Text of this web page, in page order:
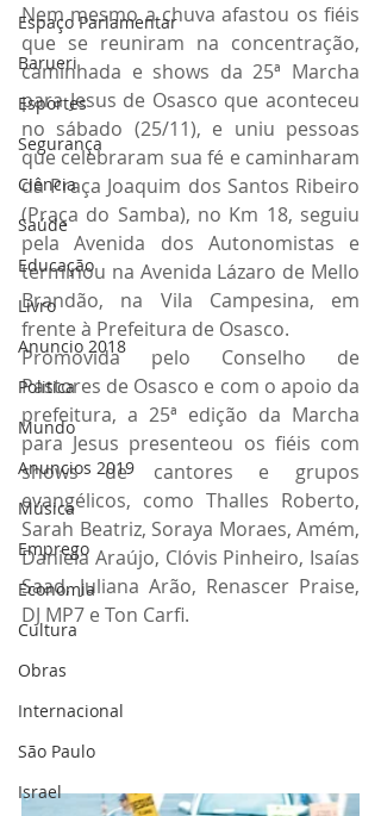
Espaço Parlamentar
Barueri
Esportes
Segurança
Ciência
Saúde
Educação
Livro
Anuncio 2018
Politica
Mundo
Anuncios 2019
Música
Emprego
Economia
Cultura
Obras
Internacional
São Paulo
Israel
Nem mesmo a chuva afastou os fiéis
que se reuniram na concentração,
caminhada e shows da 25ª Marcha
para Jesus de Osasco que aconteceu
no sábado (25/11), e uniu pessoas
que celebraram sua fé e caminharam
da Praça Joaquim dos Santos Ribeiro
(Praça do Samba), no Km 18, seguiu
pela Avenida dos Autonomistas e
terminou na Avenida Lázaro de Mello
Brandão, na Vila Campesina, em
frente à Prefeitura de Osasco.
Promovida pelo Conselho de
Pastores de Osasco e com o apoio da
prefeitura, a 25ª edição da Marcha
para Jesus presenteou os fiéis com
shows de cantores e grupos
evangélicos, como Thalles Roberto,
Sarah Beatriz, Soraya Moraes, Amém,
Daniela Araújo, Clóvis Pinheiro, Isaías
Saad, Juliana Arão, Renascer Praise,
DJ MP7 e Ton Carfi.